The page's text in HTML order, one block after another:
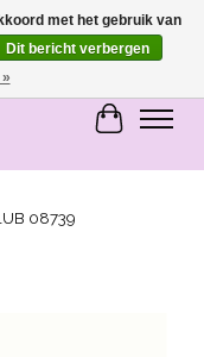
08739
met het gebruik van
Dit bericht verbergen